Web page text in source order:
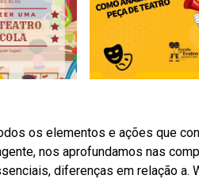
os elementos e ações que
nos aprofundamos nas
diferenças em relação a.